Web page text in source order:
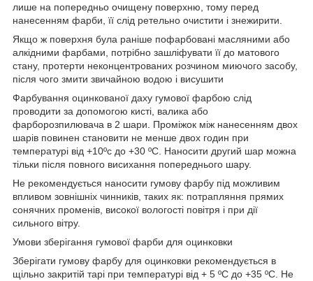
лише на попередньо очищену поверхню, тому перед
нанесенням фарби, її слід ретельно очистити і знежирити.
Якщо ж поверхня була раніше пофарбовані масляними або
алкідними фарбами, потрібно зашліфувати її до матового
стану, протерти неконцентрованих розчином миючого засобу,
після чого змити звичайною водою і висушити
Фарбування оцинкованої даху гумової фарбою слід
проводити за допомогою кисті, валика або
фарборозпилювача в 2 шари. Проміжок між нанесенням двох
шарів повинен становити не менше двох годин при
температурі від +10ºс до +30 ºС. Наносити другий шар можна
тільки після повного висихання попереднього шару.
Не рекомендується наносити гумову фарбу під можливим
впливом зовнішніх чинників, таких як: потрапляння прямих
сонячних променів, високої вологості повітря і при дії
сильного вітру.
Умови зберігання гумової фарби для оцинковки
Зберігати гумову фарбу для оцинковки рекомендується в
щільно закритій тарі при температурі від + 5 ºС до +35 ºС. Не